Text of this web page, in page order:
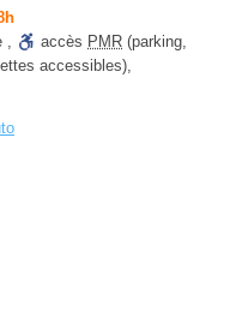
, accès PMR (parking,
accessibles),